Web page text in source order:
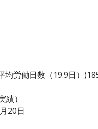
均労働日数（19.9日）
績）
20日